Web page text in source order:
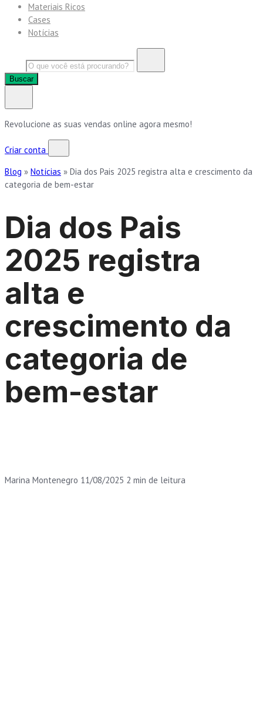
Materiais Ricos
Cases
Notícias
Buscar
Revolucione as suas vendas online agora mesmo!
Criar conta
Blog » Notícias » Dia dos Pais 2025 registra alta e crescimento da
categoria de bem-estar
Dia dos Pais
2025 registra
alta e
crescimento da
categoria de
bem-estar
Marina Montenegro 11/08/2025 2 min de leitura